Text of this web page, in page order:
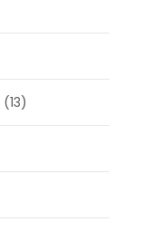
(13)